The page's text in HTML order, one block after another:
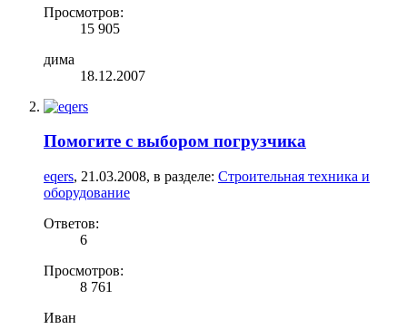
Просмотров:
15 905
дима
18.12.2007
Помогите с выбором погрузчика
eqers, 21.03.2008, в разделе: Строительная техника и
оборудование
Ответов:
6
Просмотров:
8 761
Иван